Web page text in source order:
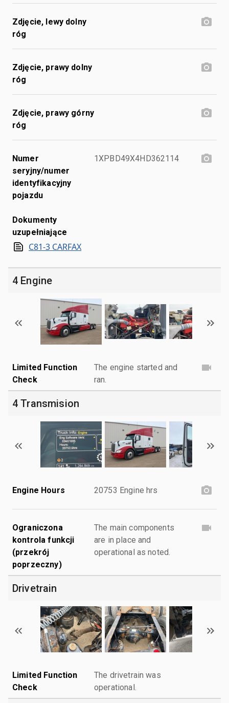
Zdjęcie, lewy dolny
róg
Zdjęcie, prawy dolny
róg
Zdjęcie, prawy górny
róg
Numer
seryjny/numer
identyfikacyjny
pojazdu
1XPBD49X4HD362114
Dokumenty
uzupełniające
C81-3 CARFAX
4 Engine
Limited Function
Check
The engine started and
ran.
4 Transmision
Engine Hours 20753 Engine hrs
Ograniczona
kontrola funkcji
(przekrój
poprzeczny)
The main components
are in place and
operational as noted.
Drivetrain
Limited Function
Check
The drivetrain was
operational.